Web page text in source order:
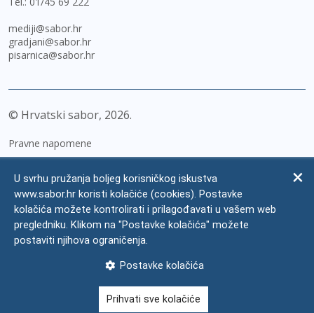
mediji@sabor.hr
gradjani@sabor.hr
pisarnica@sabor.hr
© Hrvatski sabor, 2026
Pravne napomene
Zaštita osobnih podataka
Impressum
Česta pitanja
U svrhu pružanja boljeg korisničkog iskustva
www.sabor.hr koristi kolačiće (cookies). Postavke
kolačića možete kontrolirati i prilagođavati u vašem web
pregledniku. Klikom na "Postavke kolačića" možete
postaviti njihova ograničenja.
Postavke kolačića
Prihvati sve kolačiće